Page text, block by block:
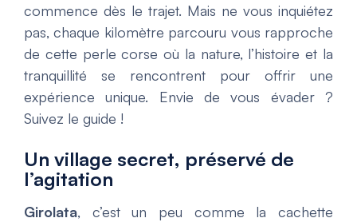
commence dès le trajet. Mais ne vous inquiétez
pas, chaque kilomètre parcouru vous rapproche
de cette perle corse où la nature, l’histoire et la
tranquillité se rencontrent pour offrir une
expérience unique. Envie de vous évader ?
Suivez le guide !
Un village secret, préservé de
l’agitation
Girolata, c’est un peu comme la cachette